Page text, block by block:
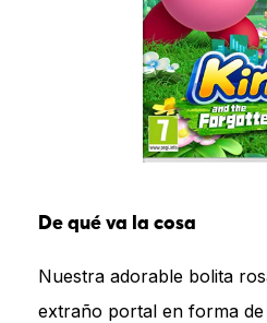
De qué va la cosa
Nuestra adorable bolita
extraño portal en forma